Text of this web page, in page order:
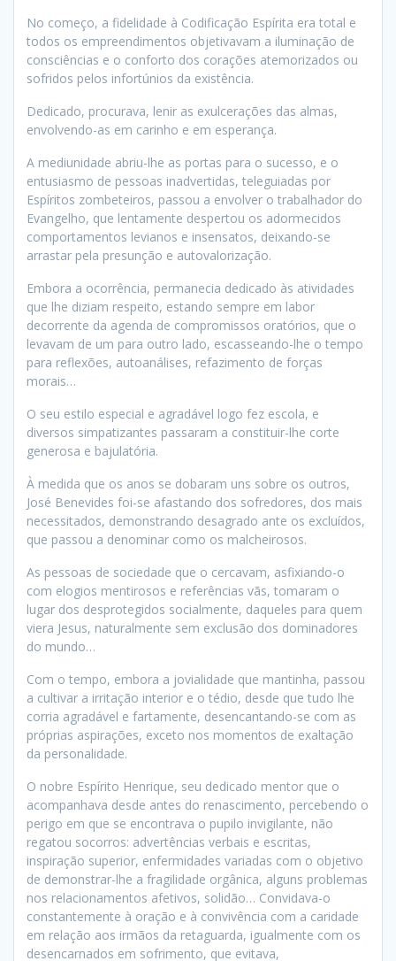
No começo, a fidelidade à Codificação Espírita era total e
todos os empreendimentos objetivavam a iluminação de
consciências e o conforto dos corações atemorizados ou
sofridos pelos infortúnios da existência.
Dedicado, procurava, lenir as exulcerações das almas,
envolvendo-as em carinho e em esperança.
A mediunidade abriu-lhe as portas para o sucesso, e o
entusiasmo de pessoas inadvertidas, teleguiadas por
Espíritos zombeteiros, passou a envolver o trabalhador do
Evangelho, que lentamente despertou os adormecidos
comportamentos levianos e insensatos, deixando-se
arrastar pela presunção e autovalorização.
Embora a ocorrência, permanecia dedicado às atividades
que lhe diziam respeito, estando sempre em labor
decorrente da agenda de compromissos oratórios, que o
levavam de um para outro lado, escasseando-lhe o tempo
para reflexões, autoanálises, refazimento de forças
morais…
O seu estilo especial e agradável logo fez escola, e
diversos simpatizantes passaram a constituir-lhe corte
generosa e bajulatória.
À medida que os anos se dobaram uns sobre os outros,
José Benevides foi-se afastando dos sofredores, dos mais
necessitados, demonstrando desagrado ante os excluídos,
que passou a denominar como os malcheirosos.
As pessoas de sociedade que o cercavam, asfixiando-o
com elogios mentirosos e referências vãs, tomaram o
lugar dos desprotegidos socialmente, daqueles para quem
viera Jesus, naturalmente sem exclusão dos dominadores
do mundo…
Com o tempo, embora a jovialidade que mantinha, passou
a cultivar a irritação interior e o tédio, desde que tudo lhe
corria agradável e fartamente, desencantando-se com as
próprias aspirações, exceto nos momentos de exaltação
da personalidade.
O nobre Espírito Henrique, seu dedicado mentor que o
acompanhava desde antes do renascimento, percebendo o
perigo em que se encontrava o pupilo invigilante, não
regatou socorros: advertências verbais e escritas,
inspiração superior, enfermidades variadas com o objetivo
de demonstrar-lhe a fragilidade orgânica, alguns problemas
nos relacionamentos afetivos, solidão… Convidava-o
constantemente à oração e à convivência com a caridade
em relação aos irmãos da retaguarda, igualmente com os
desencarnados em sofrimento, que evitava,